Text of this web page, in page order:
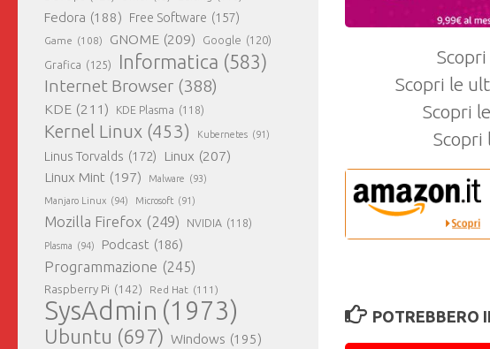
Scopri le
Scopri
Scopri
POTREBBERO
Fedora (188) Free Software (157)
Game (108) GNOME (209) Google (120)
Grafica (125) Informatica (583)
Internet Browser (388)
KDE (211) KDE Plasma (118)
Kernel Linux (453) Kubernetes (91)
Linus Torvalds (172) Linux (207)
Linux Mint (197) Malware (93)
Manjaro Linux (94) Microsoft (91)
Mozilla Firefox (249) NVIDIA (118)
Plasma (94) Podcast (186)
Programmazione (245)
Raspberry Pi (142) Red Hat (111)
SysAdmin (1973)
Ubuntu (697) Windows (195)